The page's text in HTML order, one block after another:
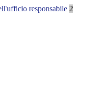
responsabile 2